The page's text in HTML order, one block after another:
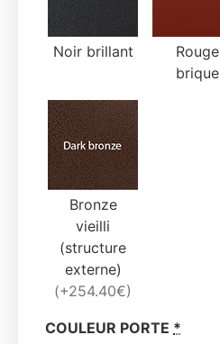
Noir brillant
Rouge
brique
Bronze
vieilli
(structure
externe)
(+254.40€)
COULEUR PORTE *